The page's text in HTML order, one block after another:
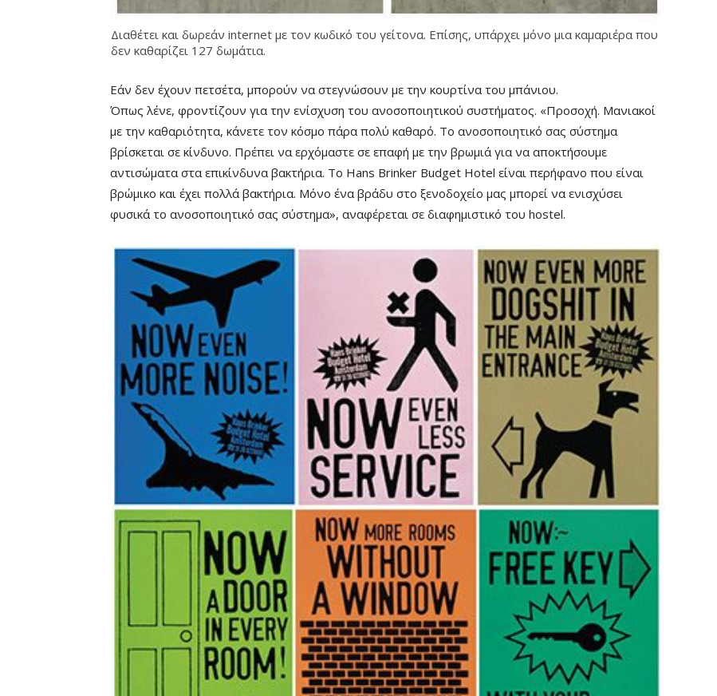
Διαθέτει και δωρεάν internet με τον κωδικό του γείτονα. Επίσης, υπάρχει μόνο μια καμαριέρα που
δεν καθαρίζει 127 δωμάτια.
Εάν δεν έχουν πετσέτα, μπορούν να στεγνώσουν με την κουρτίνα του μπάνιου.
Όπως λένε, φροντίζουν για την ενίσχυση του ανοσοποιητικού συστήματος. «Προσοχή. Μανιακοί
με την καθαριότητα, κάνετε τον κόσμο πάρα πολύ καθαρό. Το ανοσοποιητικό σας σύστημα
βρίσκεται σε κίνδυνο. Πρέπει να ερχόμαστε σε επαφή με την βρωμιά για να αποκτήσουμε
αντισώματα στα επικίνδυνα βακτήρια. Το Hans Brinker Budget Hotel είναι περήφανο που είναι
βρώμικο και έχει πολλά βακτήρια. Μόνο ένα βράδυ στο ξενοδοχείο μας μπορεί να ενισχύσει
φυσικά το ανοσοποιητικό σας σύστημα», αναφέρεται σε διαφημιστικό του hostel.